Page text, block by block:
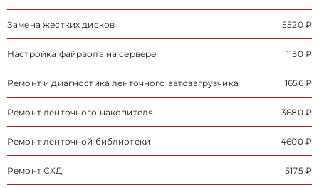
Замена жестких дисков 5520 ₽
Настройка файрвола на сервере 1150 ₽
Ремонт и диагностика ленточного автозагрузчика 1656 ₽
Ремонт ленточного накопителя 3680 ₽
Ремонт ленточной библиотеки 4600 ₽
Ремонт СХД 5175 ₽